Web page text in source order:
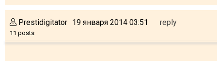
Prestidigitator
11 posts
19 января 2014 03:51 reply